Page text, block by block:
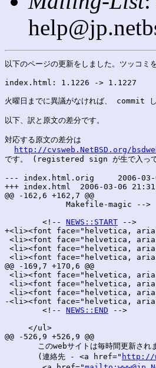
以下のページの更新をしました。ツッコミ
index.html: 1.1226 -> 1.1227
火曜日までに異議がなければ、 commit し
以下、訳と原文の差分です。
対応する原文の差分は
http://cvsweb.NetBSD.org/
です。 (registered sign が生で入って
--- index.html.orig	2006-03-06 21:31:11.000000000 +0900
+++ index.html	2006-03-06 21:31:11.000000000 +0900
@@ -162,6 +162,7 @@
<!-- NEWS::START -->
+<li><font face="helvetica,
<li><font face="helvetica,
<li><font face="helvetica,
<li><font face="helvetica, arial,
@@ -169,7 +170,6 @@
<li><font face="helvetica,
<li><font face="helvetica, arial,
<li><font face="helvetica, arial,
-<li><font face="helvetica,
<!-- NEWS::END -->
     </ul>
@@ -526,9 +526,9 @@
このwebサイトは毎時間更新され
       (連絡先 - <a href="
http://